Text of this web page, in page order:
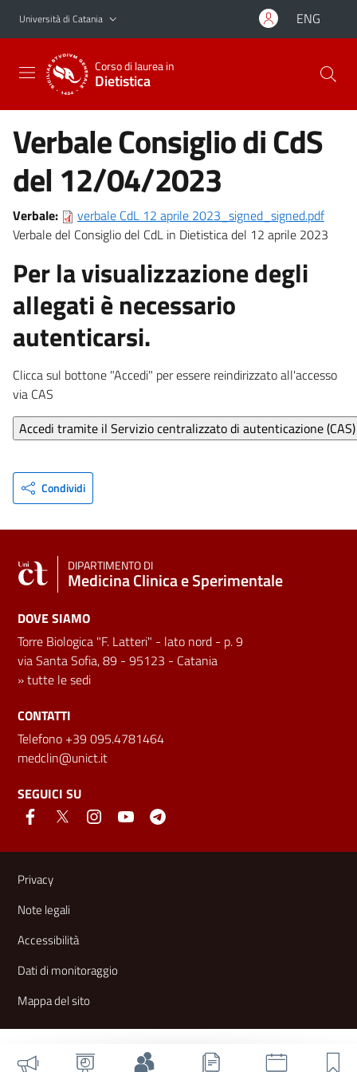
Vai al contenuto principale
Vai al menu di navigazione
Università di Catania ENG
Corso di laurea in
Dietistica
Verbale Consiglio di CdS
del 12/04/2023
Verbale:
verbale CdL 12 aprile 2023_signed_signed.pdf
Verbale del Consiglio del CdL in Dietistica del 12 aprile 2023
Per la visualizzazione degli
allegati è necessario
autenticarsi.
Clicca sul bottone "Accedi" per essere reindirizzato all'accesso
via CAS
Condividi
DIPARTIMENTO DI
Medicina Clinica e Sperimentale
DOVE SIAMO
Torre Biologica "F. Latteri" - lato nord - p. 9
via Santa Sofia, 89 - 95123 - Catania
»tutte le sedi
CONTATTI
Telefono +39 095.4781464
medclin@unict.it
SEGUICI SU
Link e informazioni utili
Privacy
Note legali
Accessibilità
Dati di monitoraggio
Mappa del sito